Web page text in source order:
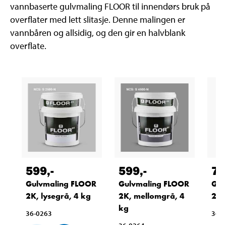
vannbaserte gulvmaling FLOOR til innendørs bruk på
overflater med lett slitasje. Denne malingen er
vannbåren og allsidig, og den gir en halvblank
overflate.
599,-
Gulvmaling FLOOR
2K, lysegrå, 4 kg
36-0263
599,-
Gulvmaling FLOOR
2K, mellomgrå, 4
kg
36-